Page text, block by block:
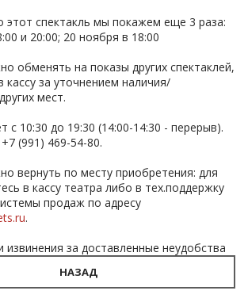
этот спектакль мы покажем еще 3 раза:
и 20:00; 20 ноября в 18:00
обменять на показы других спектаклей,
кассу за уточнением наличия/
мест.
с 10:30 до 19:30 (14:00-14:30 - перерыв).
(991) 469-54-80.
вернуть по месту приобретения: для
в кассу театра либо в тех.поддержку
продаж по адресу
.
извинения за доставленные неудобства
НАЗАД